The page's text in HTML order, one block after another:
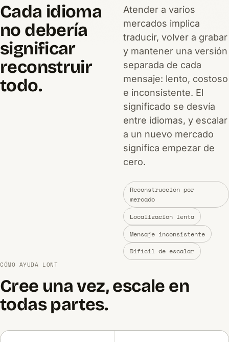
Cada idioma
no debería
significar
reconstruir
todo.
Atender a varios
mercados implica
traducir, volver a grabar
y mantener una versión
separada de cada
mensaje: lento, costoso
e inconsistente. El
significado se desvía
entre idiomas, y escalar
a un nuevo mercado
significa empezar de
cero.
Reconstrucción por
mercado
Localización lenta
Mensaje inconsistente
Difícil de escalar
CÓMO AYUDA LONT
Cree una vez, escale en
todas partes.